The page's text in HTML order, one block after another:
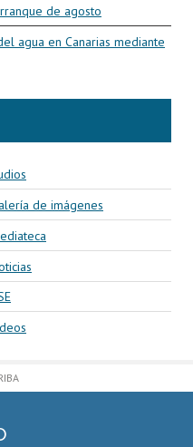
de agosto
agua en Canarias mediante
de imágenes